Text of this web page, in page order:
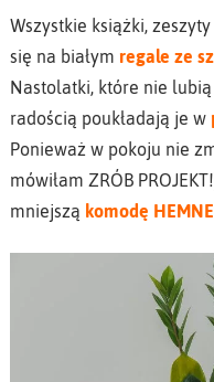
Wszystkie książki,
się na białym regale ze
Nastolatki, które nie
radością poukładają je w
Ponieważ w pokoju nie
mówiłam ZRÓB
mniejszą komodę